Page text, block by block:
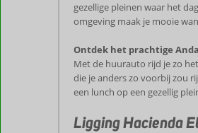
gezellige pleinen waar het
omgeving maak je mooie
Ontdek het prachtige
Met de huurauto rijd je zo
die je anders zo voorbij zou
een lunch op een gezellig
Ligging Hacienda